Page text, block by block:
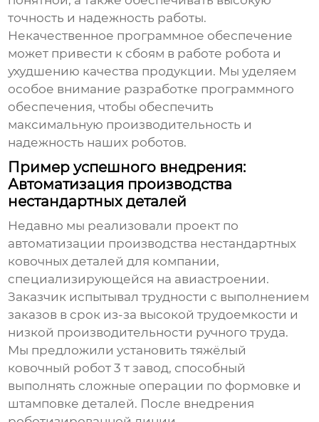
точность и надежность работы.
Некачественное программное обеспечение
может привести к сбоям в работе робота и
ухудшению качества продукции. Мы уделяем
особое внимание разработке программного
обеспечения, чтобы обеспечить
максимальную производительность и
надежность наших роботов.
Пример успешного внедрения:
Автоматизация производства
нестандартных деталей
Недавно мы реализовали проект по
автоматизации производства нестандартных
ковочных деталей для компании,
специализирующейся на авиастроении.
Заказчик испытывал трудности с выполнением
заказов в срок из-за высокой трудоемкости и
низкой производительности ручного труда.
Мы предложили установитьтяжёлый
ковочный робот 3 т завод, способный
выполнять сложные операции по формовке и
штамповке деталей. После внедрения